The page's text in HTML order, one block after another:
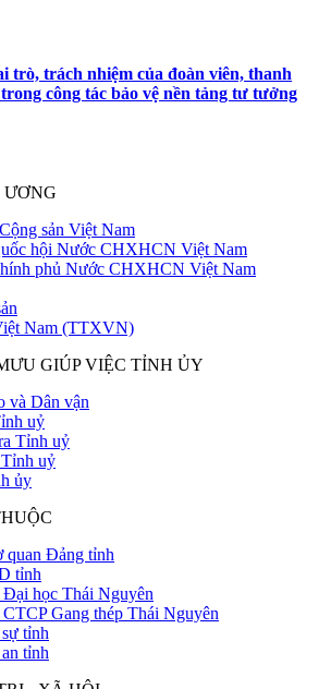
trò, trách nhiệm của đoàn viên, thanh
công tác bảo vệ nền tảng tư tưởng
sản Việt Nam
hội Nước CHXHCN Việt Nam
phủ Nước CHXHCN Việt Nam
Nam (TTXVN)
GIÚP VIỆC TỈNH ỦY
và Dân vận
uỷ
Tỉnh uỷ
uỷ
ủy
quan Đảng tỉnh
tỉnh
học Thái Nguyên
Gang thép Thái Nguyên
tỉnh
tỉnh